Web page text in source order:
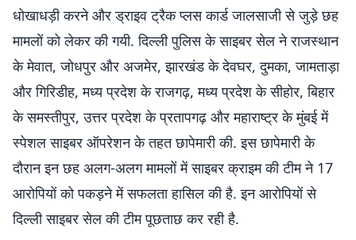
धोखाधड़ी करने और ड्राइव ट्रैक प्लस कार्ड जालसाजी से जुड़े छह
मामलों को लेकर की गयी. दिल्ली पुलिस के साइबर सेल ने राजस्थान
के मेवात, जोधपुर और अजमेर, झारखंड के देवघर, दुमका, जामताड़ा
और गिरिडीह, मध्य प्रदेश के राजगढ़, मध्य प्रदेश के सीहोर, बिहार
के समस्तीपुर, उत्तर प्रदेश के प्रतापगढ़ और महाराष्ट्र के मुंबई में
स्पेशल साइबर ऑपरेशन के तहत छापेमारी की. इस छापेमारी के
दौरान इन छह अलग-अलग मामलों में साइबर क्राइम की टीम ने 17
आरोपियों को पकड़ने में सफलता हासिल की है. इन आरोपियों से
दिल्ली साइबर सेल की टीम पूछताछ कर रही है.